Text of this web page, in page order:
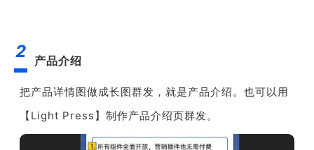
2 产品介绍
把产品详情图做成长图群发，就是产品介绍。也可以用
【Light Press】制作产品介绍页群发。